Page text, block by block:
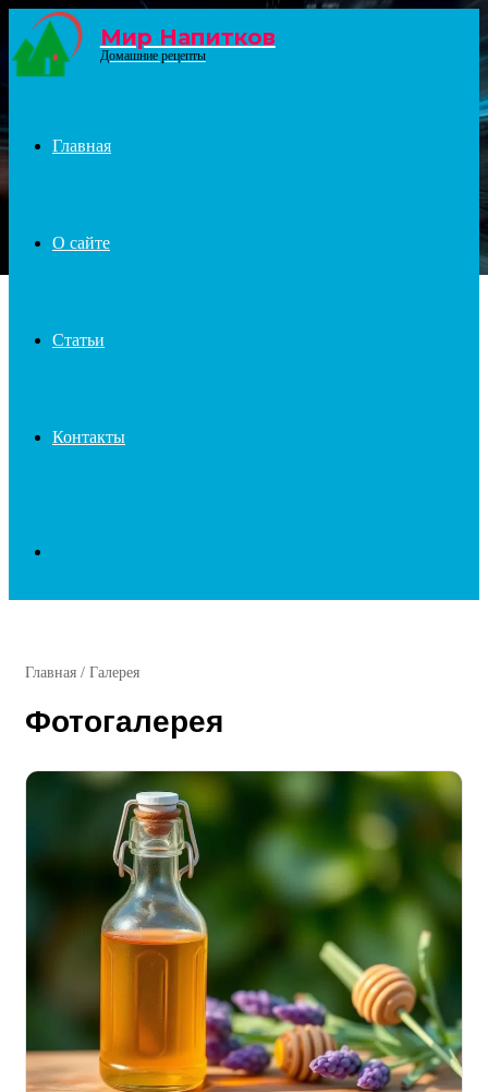
Menu
Мир Напитков
Домашние рецепты
Главная
О сайте
Статьи
Контакты
Главная / Галерея
Фотогалерея